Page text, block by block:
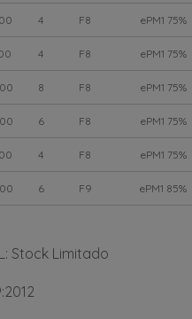
4 F8 ePM1 75%
4 F8 ePM1 75%
8 F8 ePM1 75%
6 F8 ePM1 75%
4 F8 ePM1 75%
6 F9 ePM1 85%
Stock Limitado